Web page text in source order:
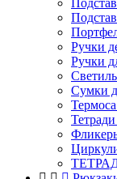
Ручки
Ручки
Сумки